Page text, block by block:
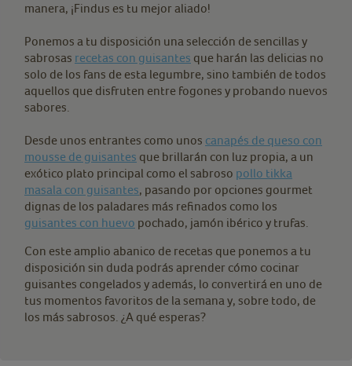
manera, ¡Findus es tu mejor aliado!
Ponemos a tu disposición una selección de sencillas y
sabrosas recetas con guisantes que harán las delicias no
solo de los fans de esta legumbre, sino también de todos
aquellos que disfruten entre fogones y probando nuevos
sabores.
Desde unos entrantes como unos canapés de queso con
mousse de guisantes que brillarán con luz propia, a un
exótico plato principal como el sabroso pollo tikka
masala con guisantes, pasando por opciones gourmet
dignas de los paladares más refinados como los
guisantes con huevo pochado, jamón ibérico y trufas.
Con este amplio abanico de recetas que ponemos a tu
disposición sin duda podrás aprender cómo cocinar
guisantes congelados y además, lo convertirá en uno de
tus momentos favoritos de la semana y, sobre todo, de
los más sabrosos. ¿A qué esperas?